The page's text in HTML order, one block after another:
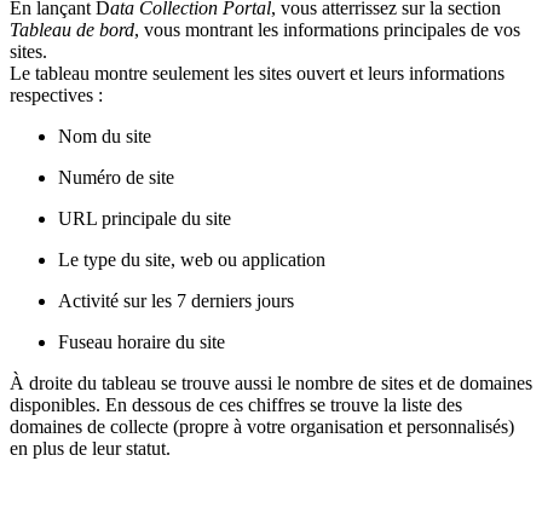
En lançant Data Collection Portal, vous atterrissez sur la section
Tableau de bord, vous montrant les informations principales de vos
sites.
Le tableau montre seulement les sites ouvert et leurs informations
respectives :
Nom du site
Numéro de site
URL principale du site
Le type du site, web ou application
Activité sur les 7 derniers jours
Fuseau horaire du site
À droite du tableau se trouve aussi le nombre de sites et de domaines
disponibles. En dessous de ces chiffres se trouve la liste des
domaines de collecte (propre à votre organisation et personnalisés)
en plus de leur statut.